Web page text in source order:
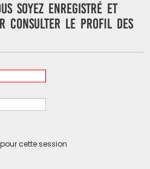
soyez enregistré et
consulter le profil des
cette session